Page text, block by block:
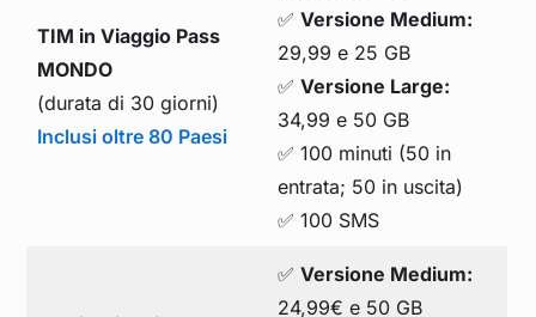
TIM in Viaggio Pass
MONDO
(durata di 30 giorni)
Inclusi oltre 80 Paesi
✅Versione Medium:
29,99 e 25 GB
✅Versione Large:
34,99 e 50 GB
✅ 100 minuti (50 in
entrata; 50 in uscita)
✅ 100 SMS
✅Versione Medium:
24,99€ e 50 GB